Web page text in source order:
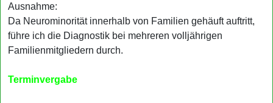
Ausnahme:
Da Neurominorität innerhalb von Familien gehäuft auftritt,
führe ich die Diagnostik bei mehreren volljährigen
Familienmitgliedern durch.
Terminvergabe